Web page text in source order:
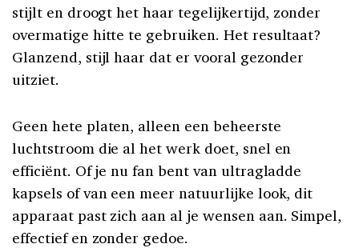
stijlt en droogt het haar tegelijkertijd, zonder
overmatige hitte te gebruiken. Het resultaat?
Glanzend, stijl haar dat er vooral gezonder
uitziet.
Geen hete platen, alleen een beheerste
luchtstroom die al het werk doet, snel en
efficiënt. Of je nu fan bent van ultragladde
kapsels of van een meer natuurlijke look, dit
apparaat past zich aan al je wensen aan. Simpel,
effectief en zonder gedoe.